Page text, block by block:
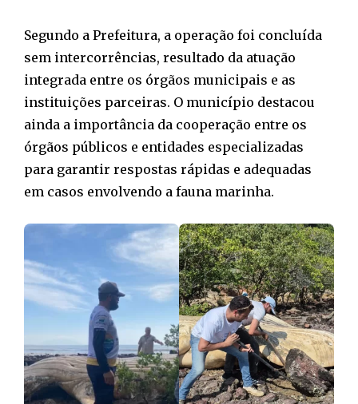
Segundo a Prefeitura, a operação foi concluída
sem intercorrências, resultado da atuação
integrada entre os órgãos municipais e as
instituições parceiras. O município destacou
ainda a importância da cooperação entre os
órgãos públicos e entidades especializadas
para garantir respostas rápidas e adequadas
em casos envolvendo a fauna marinha.